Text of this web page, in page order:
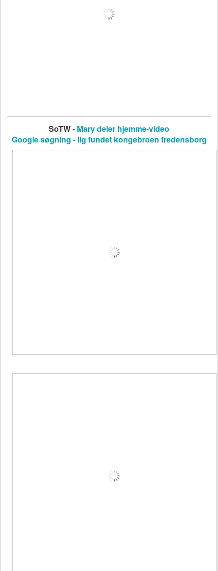
SoTW - Mary deler hjemme-video
Google søgning - lig fundet kongebroen fredensborg